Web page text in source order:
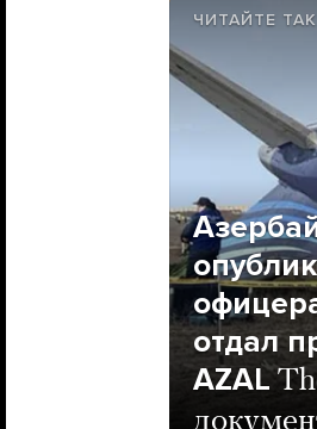
ЧИТАЙТЕ
отдал
AZAL